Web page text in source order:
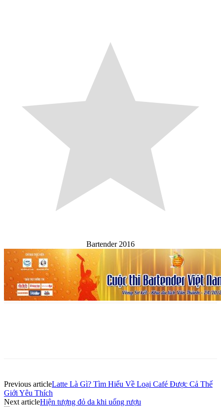
Bartender 2016
Previous articleLatte Là Gì? Tìm Hiểu Về Loại Café Được Cả Thế
Giới Yêu Thích
Next articleHiện tượng đỏ da khi uống rượu